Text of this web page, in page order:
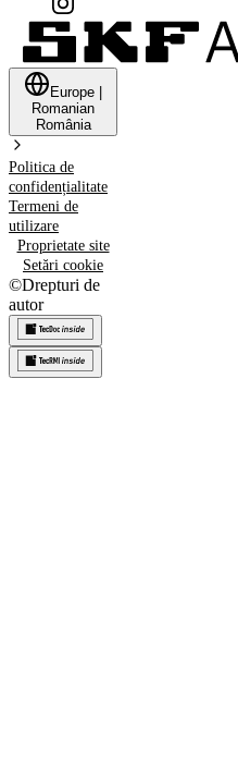
Europe
Romanian
România
Politica de
confidențialitate
Termeni de
utilizare
Proprietate site
Setări cookie
©Drepturi de
autor